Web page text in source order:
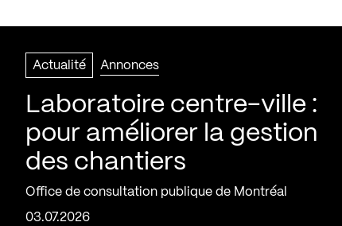
Actualité Annonces
Laboratoire centre-ville :
pour améliorer la gestion
des chantiers
Office de consultation publique de Montréal
03.07.2026